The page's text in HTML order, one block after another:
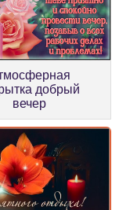
добрый
вечер